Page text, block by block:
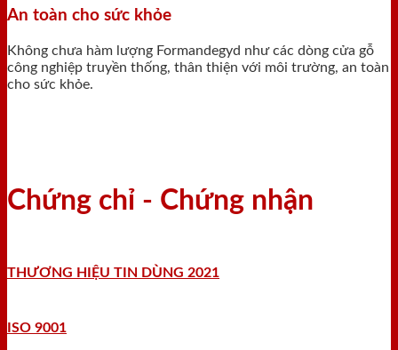
An toàn cho sức khỏe
Không chưa hàm lượng Formandegyd như các dòng cửa gỗ
công nghiệp truyền thống, thân thiện với môi trường, an toàn
cho sức khỏe.
Chứng chỉ - Chứng nhận
THƯƠNG HIỆU TIN DÙNG 2021
ISO 9001